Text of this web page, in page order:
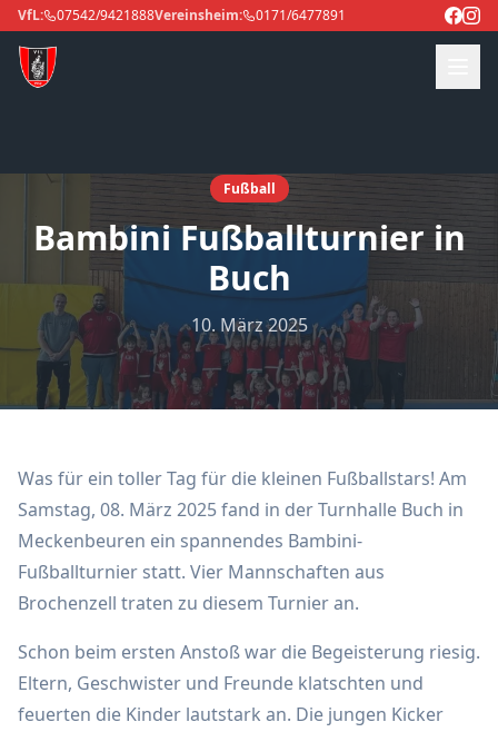
VfL: 07542/9421888Vereinsheim: 0171/6477891
Fußball
Bambini Fußballturnier in
Buch
10. März 2025
Was für ein toller Tag für die kleinen Fußballstars! Am
Samstag, 08. März 2025 fand in der Turnhalle Buch in
Meckenbeuren ein spannendes Bambini-
Fußballturnier statt. Vier Mannschaften aus
Brochenzell traten zu diesem Turnier an.
Schon beim ersten Anstoß war die Begeisterung riesig.
Eltern, Geschwister und Freunde klatschten und
feuerten die Kinder lautstark an. Die jungen Kicker